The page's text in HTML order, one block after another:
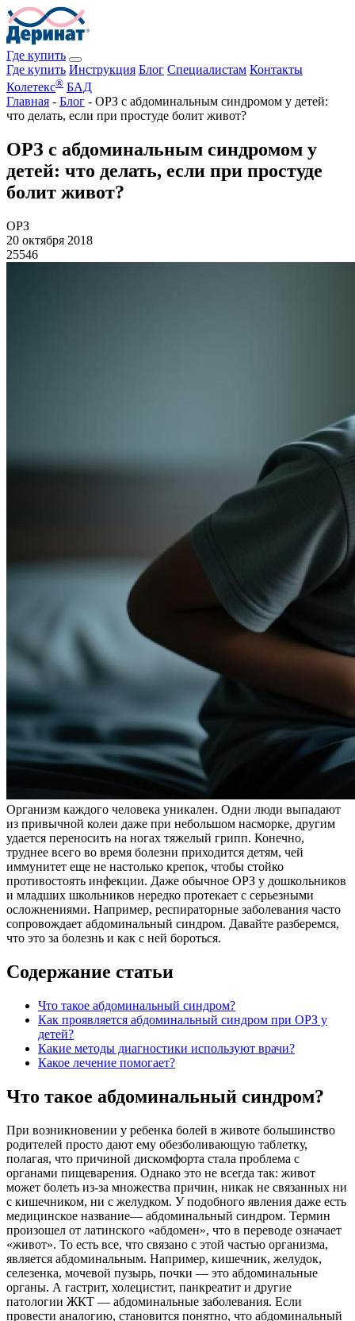
Где купить
Где купить Инструкция Блог Специалистам Контакты
Колетекс® БАД
Главная - Блог - ОРЗ с абдоминальным синдромом у детей:
что делать, если при простуде болит живот?
ОРЗ с абдоминальным синдромом у
детей: что делать, если при простуде
болит живот?
ОРЗ
20 октября 2018
25546
Организм каждого человека уникален. Одни люди выпадают
из привычной колеи даже при небольшом насморке, другим
удается переносить на ногах тяжелый грипп. Конечно,
труднее всего во время болезни приходится детям, чей
иммунитет еще не настолько крепок, чтобы стойко
противостоять инфекции. Даже обычное ОРЗ у дошкольников
и младших школьников нередко протекает с серьезными
осложнениями. Например, респираторные заболевания часто
сопровождает абдоминальный синдром. Давайте разберемся,
что это за болезнь и как с ней бороться.
Содержание статьи
Что такое абдоминальный синдром?
Как проявляется абдоминальный синдром при ОРЗ у
детей?
Какие методы диагностики используют врачи?
Какое лечение помогает?
Что такое абдоминальный синдром?
При возникновении у ребенка болей в животе большинство
родителей просто дают ему обезболивающую таблетку,
полагая, что причиной дискомфорта стала проблема с
органами пищеварения. Однако это не всегда так: живот
может болеть из-за множества причин, никак не связанных ни
с кишечником, ни с желудком. У подобного явления даже есть
медицинское название— абдоминальный синдром. Термин
произошел от латинского «абдомен», что в переводе означает
«живот». То есть все, что связано с этой частью организма,
является абдоминальным. Например, кишечник, желудок,
селезенка, мочевой пузырь, почки — это абдоминальные
органы. А гастрит, холецистит, панкреатит и другие
патологии ЖКТ — абдоминальные заболевания. Если
провести аналогию, становится понятно, что абдоминальный